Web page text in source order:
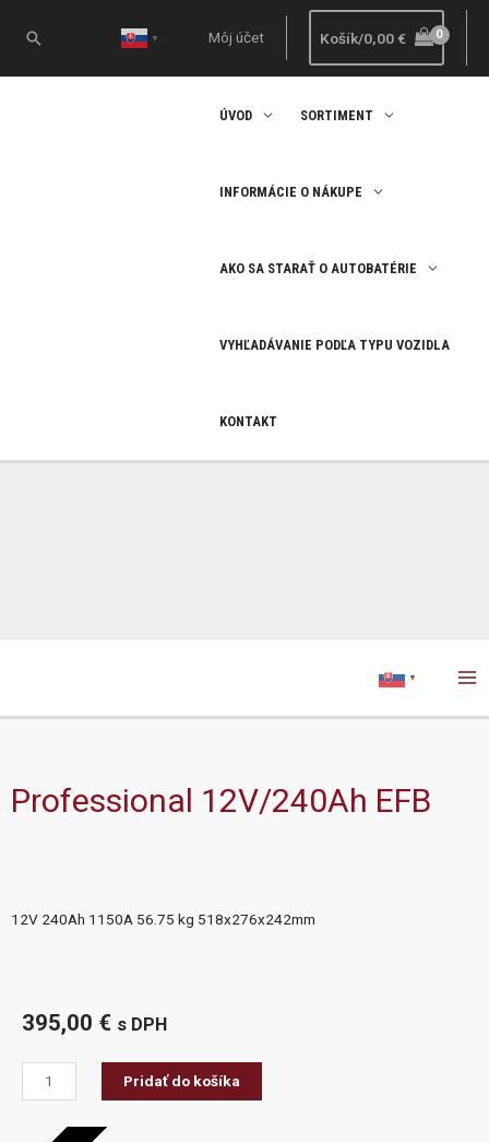
Hľadať ▼ Môj účet Košík/0,00 €
ÚVOD SORTIMENT
INFORMÁCIE O NÁKUPE
AKO SA STARAŤ O AUTOBATÉRIE
VYHĽADÁVANIE PODĽA TYPU VOZIDLA
KONTAKT
▼
Professional 12V/240Ah EFB
12V 240Ah 1150A 56.75 kg 518x276x242mm
Pridať do košíka
395,00 € s DPH